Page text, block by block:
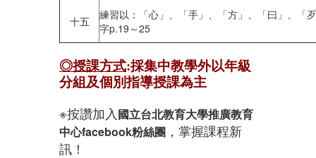
十五
練習以：「心」、「手」、「方」、「曰」、「
字p.19～25
◎授課方式:採集中教學外以年級
分組及個別指導授課為主
※按讚加入 國立台北教育大學推廣教育
中心facebook粉絲團 ，掌握課程新
訊！